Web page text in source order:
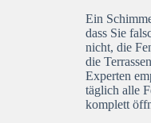
Ein
dass Sie
nicht, die
die
Experten
täglich alle
komplett